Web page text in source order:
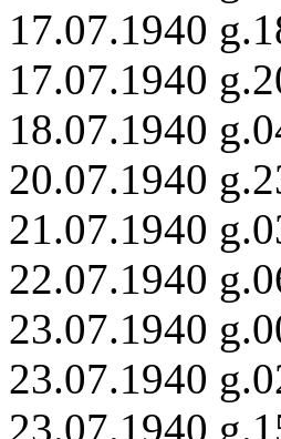
17.07.1940
17.07.1940
18.07.1940
20.07.1940
21.07.1940
22.07.1940
23.07.1940
23.07.1940
23.07.1940